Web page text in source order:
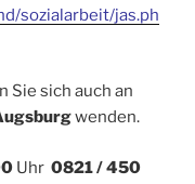
sozialarbeit/jas.ph
Sie sich auch an
wenden.
Uhr 0821 / 450